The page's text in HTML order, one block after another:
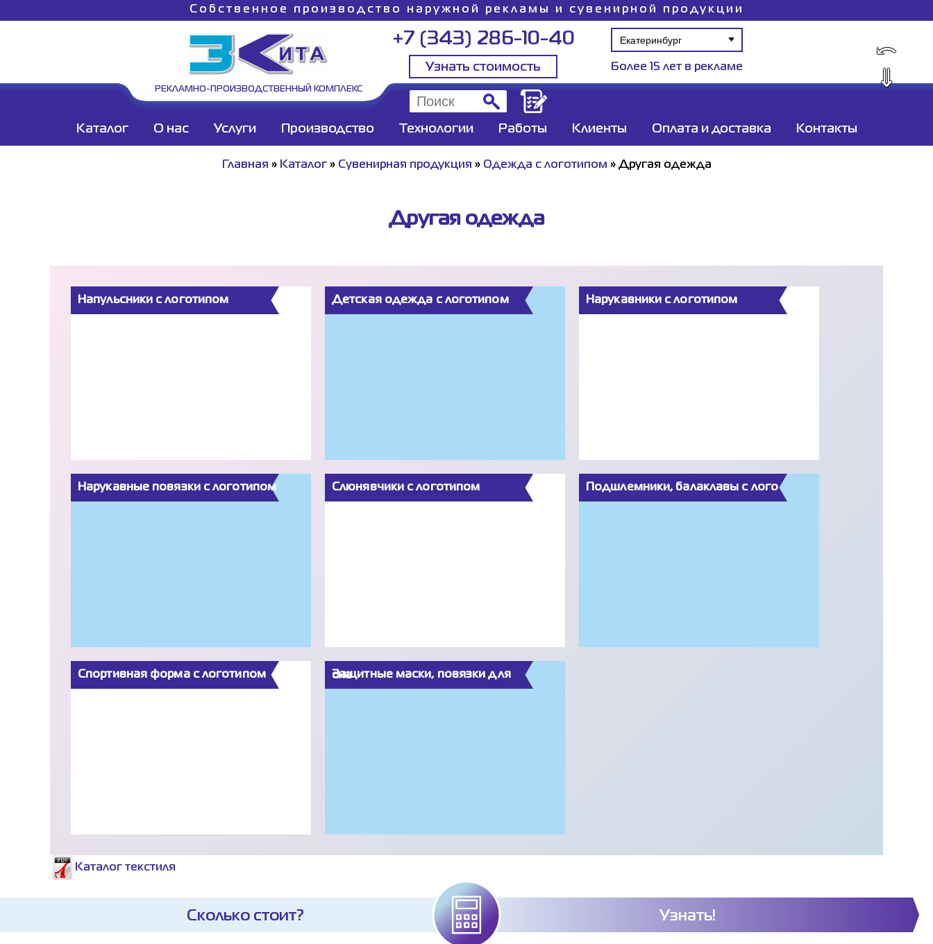
⇓
⤺
Собственное производство наружной рекламы и сувенирной продукции
РЕКЛАМНО-ПРОИЗВОДСТВЕННЫЙ КОМПЛЕКС
+7 (343) 286-10-40
Узнать стоимость Более 15 лет в рекламе
Каталог О нас Услуги Производство Технологии Работы Клиенты Оплата и доставка Контакты
Главная » Каталог» Сувенирная продукция » Одежда с логотипом » Другая одежда
Другая одежда
Напульсники с логотипом Детская одежда с логотипом Нарукавники с логотипом
Нарукавные повязки с логотипом Слюнявчики с логотипом Подшлемники, балаклавы c лого
Спортивная форма с логотипом Защитные маски, повязки для сна
Каталог текстиля
Сколько стоит? Узнать!